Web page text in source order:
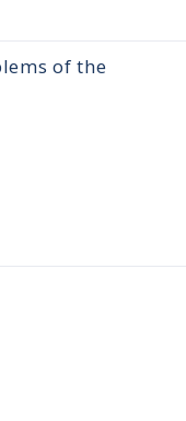
of the